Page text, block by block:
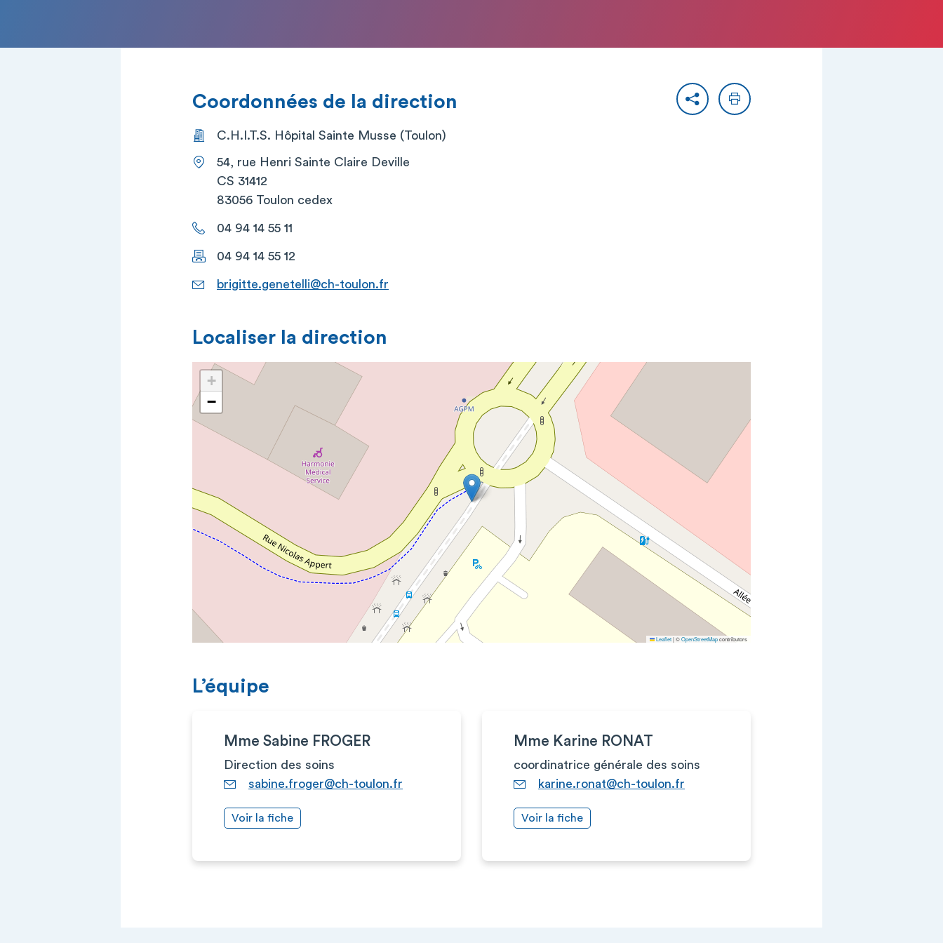
PartagerImprimer
Coordonnées de la direction
C.H.I.T.S. Hôpital Sainte Musse (Toulon)
54, rue Henri Sainte Claire Deville
CS 31412
83056 Toulon cedex
04 94 14 55 11
04 94 14 55 12
brigitte.genetelli@ch-toulon.fr
Localiser la direction
+
−
Leaflet|©OpenStreetMapcontributors
L’équipe
Mme Sabine FROGER
Direction des soins
sabine.froger@ch-toulon.fr
Voir la fiche
Mme Karine RONAT
coordinatrice générale des soins
karine.ronat@ch-toulon.fr
Voir la fiche